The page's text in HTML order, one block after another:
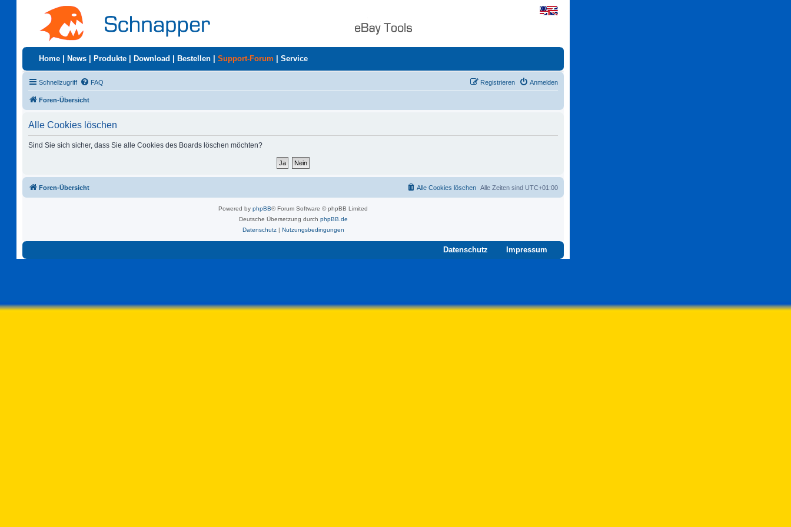
Home News Produkte Download Bestellen Support-Forum Service
Schnellzugriff FAQ Anmelden
Registrieren
Foren-Übersicht
Alle Cookies löschen
Sind Sie sich sicher, dass Sie alle Cookies des Boards löschen möchten?
Foren-Übersicht Alle Zeiten sind UTC+01:00
Alle Cookies löschen
Powered by phpBB® Forum Software © phpBB Limited
Deutsche Übersetzung durch phpBB.de
Datenschutz| Nutzungsbedingungen
Datenschutz Impressum